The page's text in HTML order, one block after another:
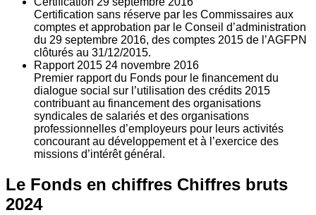
Certification sans réserve par les Commissaires aux
comptes et approbation par le Conseil d’administration
du 29 septembre 2016, des comptes 2015 de l’AGFPN
clôturés au 31/12/2015.
Rapport 2015 24 novembre 2016
Premier rapport du Fonds pour le financement du
dialogue social sur l’utilisation des crédits 2015
contribuant au financement des organisations
syndicales de salariés et des organisations
professionnelles d’employeurs pour leurs activités
concourant au développement et à l’exercice des
missions d’intérêt général.
Le Fonds en chiffres Chiffres bruts
2024